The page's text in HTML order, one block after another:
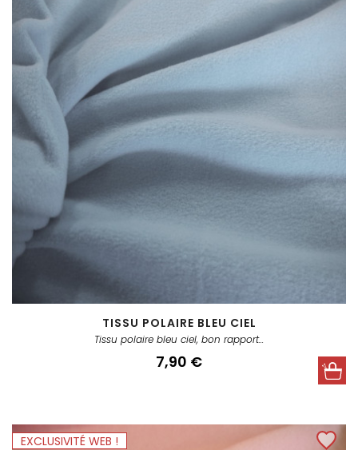
TISSU POLAIRE BLEU CIEL
Tissu polaire bleu ciel, bon rapport...
Prix
7,90 €
EXCLUSIVITÉ WEB !